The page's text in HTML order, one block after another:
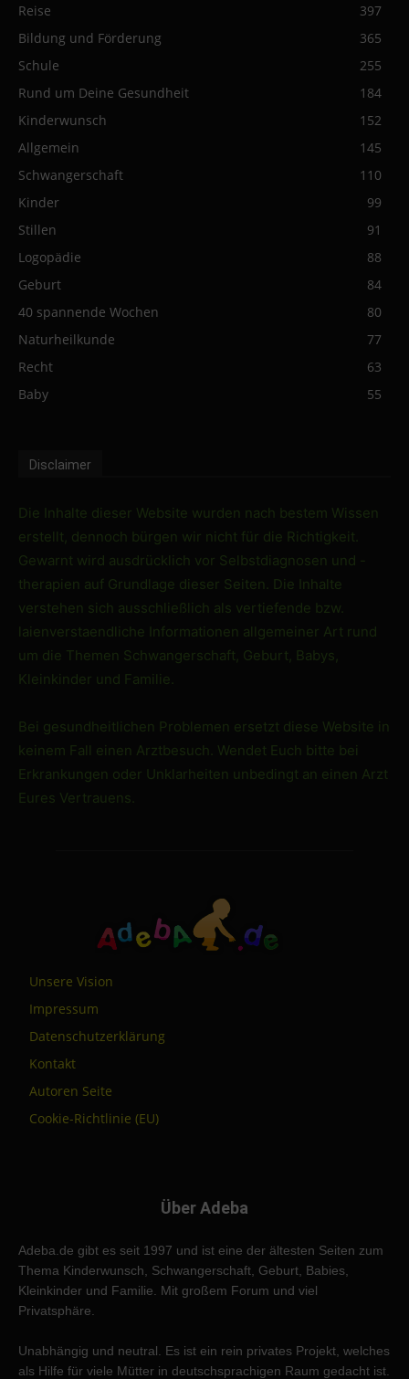
Reise
397
Bildung und Förderung
365
Schule
255
Rund um Deine Gesundheit
184
Kinderwunsch
152
Allgemein
145
Schwangerschaft
110
Kinder
99
Stillen
91
Logopädie
88
Geburt
84
40 spannende Wochen
80
Naturheilkunde
77
Recht
63
Baby
55
Disclaimer
Die Inhalte dieser Website wurden nach bestem Wissen
erstellt, dennoch bürgen wir nicht für die Richtigkeit.
Gewarnt wird ausdrücklich vor Selbstdiagnosen und -
therapien auf Grundlage dieser Seiten. Die Inhalte
verstehen sich ausschließlich als vertiefende bzw.
laienverstaendliche Informationen allgemeiner Art rund
um die Themen Schwangerschaft, Geburt, Babys,
Kleinkinder und Familie.
Bei gesundheitlichen Problemen ersetzt diese Website in
keinem Fall einen Arztbesuch. Wendet Euch bitte bei
Erkrankungen oder Unklarheiten unbedingt an einen Arzt
Eures Vertrauens.
Unsere Vision
Impressum
Datenschutzerklärung
Kontakt
Autoren Seite
Cookie-Richtlinie (EU)
Über Adeba
Adeba.de gibt es seit 1997 und ist eine der ältesten Seiten zum
Thema Kinderwunsch, Schwangerschaft, Geburt, Babies,
Kleinkinder und Familie. Mit großem Forum und viel
Privatsphäre.
Unabhängig und neutral. Es ist ein rein privates Projekt, welches
als Hilfe für viele Mütter in deutschsprachigen Raum gedacht ist.